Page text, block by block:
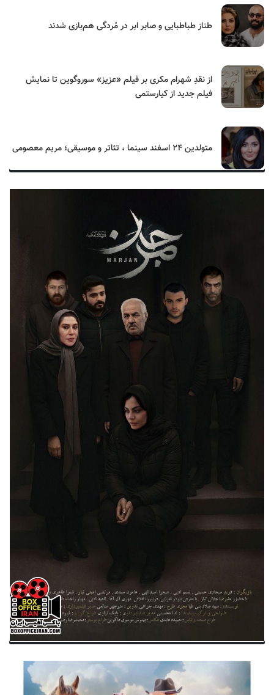
طناز طباطبایی و صابر ابر در مُردگی هم‌بازی شدند
از نقدِ شهرام مکری بر فیلم «عزیز» سوروگوین تا نمایش
فیلم جدید از کیارستمی
متولدین ۲۴ اسفند سینما ، تئاتر و موسیقی؛ مریم معصومی